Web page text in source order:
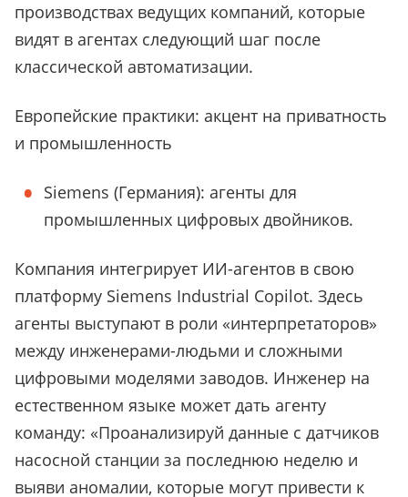
производствах ведущих компаний, которые
видят в агентах следующий шаг после
классической автоматизации.
Европейские практики: акцент на приватность
и промышленность
Siemens (Германия): агенты для
промышленных цифровых двойников.
Компания интегрирует ИИ-агентов в свою
платформу Siemens Industrial Copilot. Здесь
агенты выступают в роли «интерпретаторов»
между инженерами-людьми и сложными
цифровыми моделями заводов. Инженер на
естественном языке может дать агенту
команду: «Проанализируй данные с датчиков
насосной станции за последнюю неделю и
выяви аномалии, которые могут привести к